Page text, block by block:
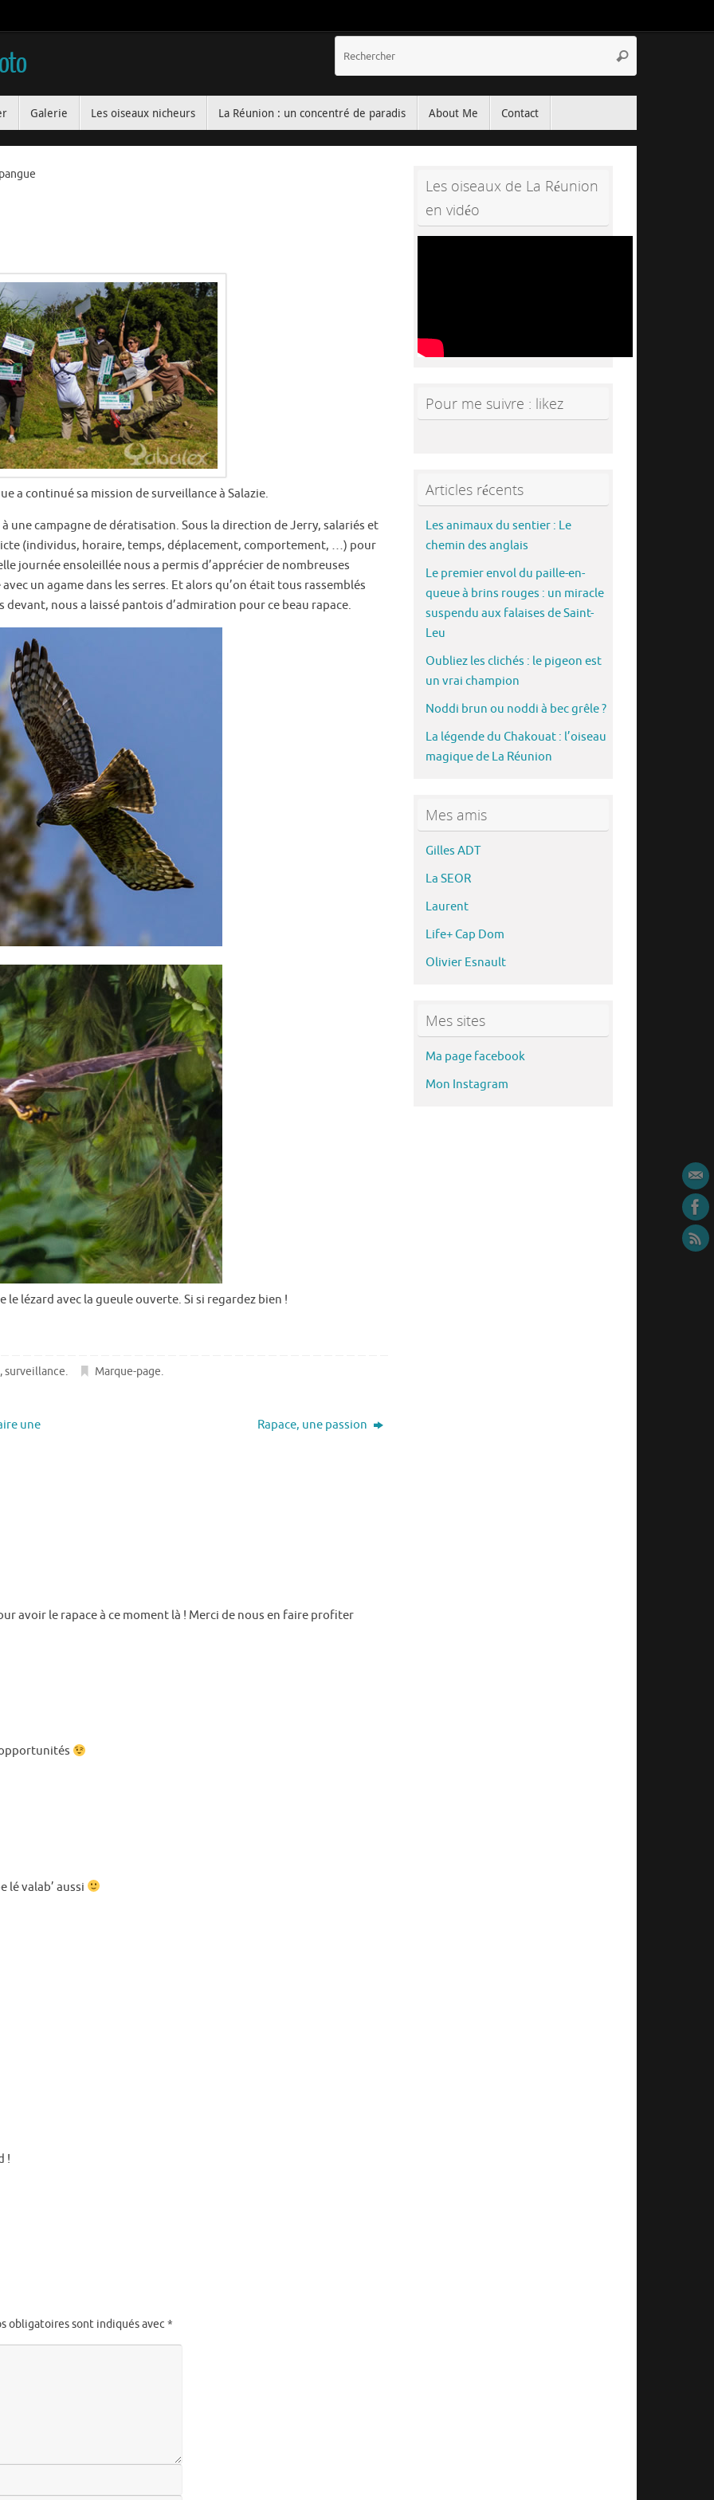
Rechercher
Galerie Les oiseaux nicheurs La Réunion : un concentré de paradis About Me Contact
a continué sa mission de surveillance à Salazie.
une campagne de dératisation. Sous la direction de Jerry, salariés et
(individus, horaire, temps, déplacement, comportement, …) pour
journée ensoleillée nous a permis d’apprécier de nombreuses
un agame dans les serres. Et alors qu’on était tous rassemblés
nous a laissé pantois d’admiration pour ce beau rapace.
lézard avec la gueule ouverte. Si si regardez bien !
,surveillance. Marque-page.
une
Rapace, une passion
avoir le rapace à ce moment là ! Merci de nous en faire profiter
lé valab’ aussi
!
obligatoires sont indiqués avec*
Les oiseaux de La Réunion
en vidéo
Pour me suivre : likez
Articles récents
Les animaux du sentier : Le
chemin des anglais
Le premier envol du paille-en-
queue à brins rouges : un miracle
suspendu aux falaises de Saint-
Leu
Oubliez les clichés : le pigeon est
un vrai champion
Noddi brun ou noddi à bec grêle ?
La légende du Chakouat : l’oiseau
magique de La Réunion
Mes amis
Gilles ADT
La SEOR
Laurent
Life+ Cap Dom
Olivier Esnault
Mes sites
Ma page facebook
Mon Instagram